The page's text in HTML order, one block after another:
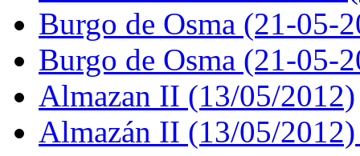
Burgo de Osma (21-05-
Burgo de Osma (21-05-
Almazan II (13/05/2012)
Almazán II (13/05/